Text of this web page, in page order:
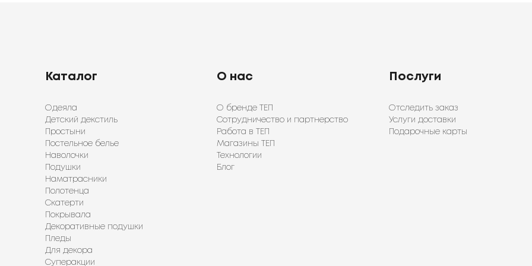
Каталог
Одеяла
Детский декстиль
Простыни
Постельное белье
Наволочки
Подушки
Наматрасники
Полотенца
Скатерти
Покрывала
Декоративные подушки
Пледы
Для декора
Суперакции
О нас
О бренде ТЕП
Сотрудничество и партнерство
Работа в ТЕП
Магазины ТЕП
Технологии
Блог
Послуги
Отследить заказ
Услуги доставки
Подарочные карты